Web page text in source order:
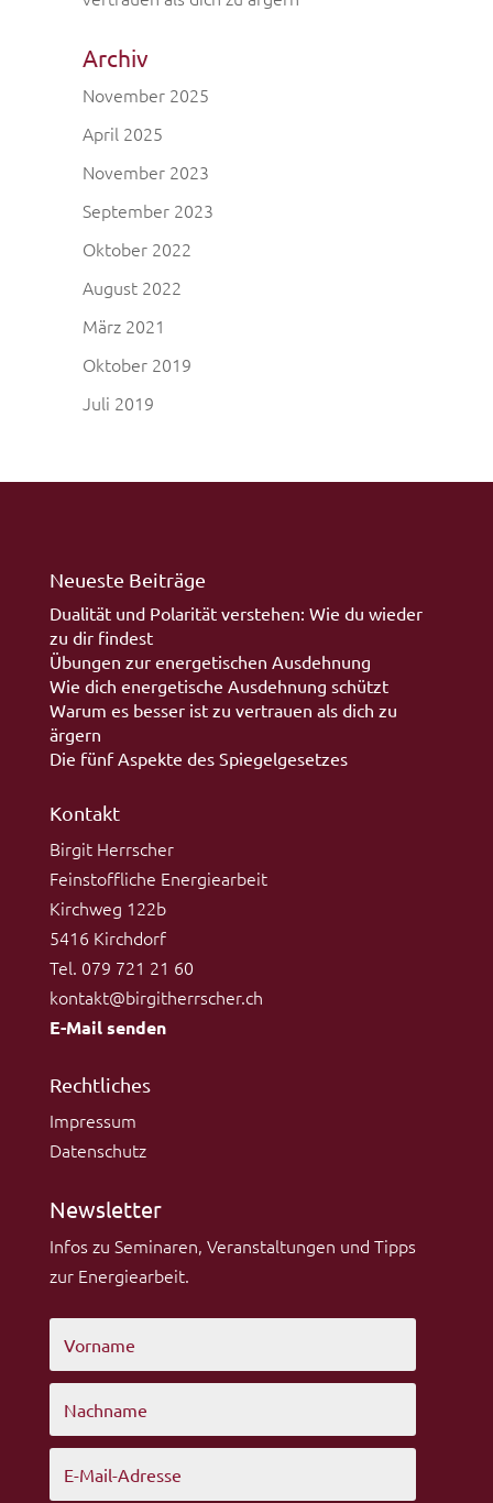
Archiv
November 2025
April 2025
November 2023
September 2023
Oktober 2022
August 2022
März 2021
Oktober 2019
Juli 2019
Neueste Beiträge
Dualität und Polarität verstehen: Wie du wieder
zu dir findest
Übungen zur energetischen Ausdehnung
Wie dich energetische Ausdehnung schützt
Warum es besser ist zu vertrauen als dich zu
ärgern
Die fünf Aspekte des Spiegelgesetzes
Kontakt
Birgit Herrscher
Feinstoffliche Energiearbeit
Kirchweg 122b
5416 Kirchdorf
Tel. 079 721 21 60
kontakt@birgitherrscher.ch
E-Mail senden
Rechtliches
Impressum
Datenschutz
Newsletter
Infos zu Seminaren, Veranstaltungen und Tipps
zur Energiearbeit.